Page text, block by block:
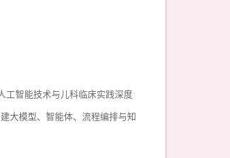
工智能技术与儿科临床实践深度
大模型、智能体、流程编排与知